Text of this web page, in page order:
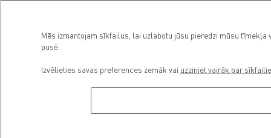
Mēs izmantojam sīkfailus, lai uzlabotu jūsu pieredzi mūsu
pusē.
Izvēlieties savas preferences zemāk vai uzziniet vairāk par